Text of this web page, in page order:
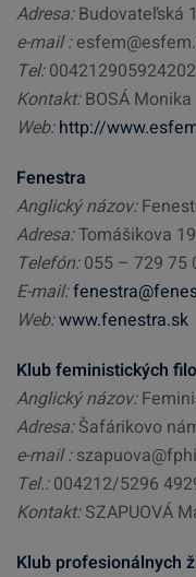
Adresa:Budovateľská
e-mail :
Tel:004212905924202
Kontakt:BOSÁ Monika
Web: http://
Fenestra
Anglický názov:
Adresa:Tomášikova
Telefón:055 – 729 75
E-mail:
Web:www.fenestra.sk
Klub feministických
Anglický názov:
Adresa:Šafárikovo
e-mail :
Tel.:004212/5296
Kontakt:SZAPUOVÁ
Klub profesionálnych